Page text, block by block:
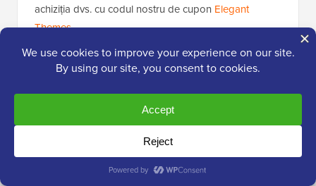
achiziția dvs. cu codul nostru de cupon Elegant
Themes.
4.Beaver Builder